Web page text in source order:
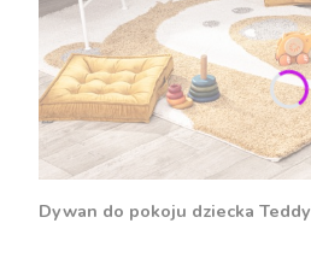
Dywan do pokoju dziecka Teddy